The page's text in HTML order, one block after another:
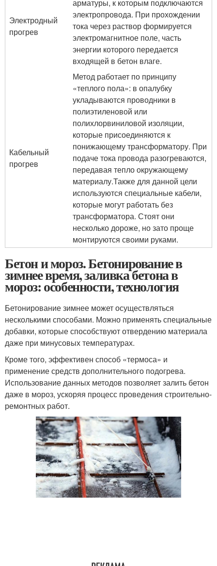
Электродный
прогрев
арматуры, к которым подключаются
электропровода. При прохождении
тока через раствор формируется
электромагнитное поле, часть
энергии которого передается
входящей в бетон влаге.
Кабельный
прогрев
Метод работает по принципу
«теплого пола»: в опалубку
укладываются проводники в
полиэтиленовой или
полихлорвиниловой изоляции,
которые присоединяются к
понижающему трансформатору. При
подаче тока провода разогреваются,
передавая тепло окружающему
материалу.Также для данной цели
используются специальные кабели,
которые могут работать без
трансформатора. Стоят они
несколько дороже, но зато проще
монтируются своими руками.
Бетон и мороз. Бетонирование в
зимнее время, заливка бетона в
мороз: особенности, технология
Бетонирование зимнее может осуществляться
несколькими способами. Можно применять специальные
добавки, которые способствуют отвердению материала
даже при минусовых температурах.
Кроме того, эффективен способ «термоса» и
применение средств дополнительного подогрева.
Использование данных методов позволяет залить бетон
даже в мороз, ускоряя процесс проведения строительно-
ремонтных работ.